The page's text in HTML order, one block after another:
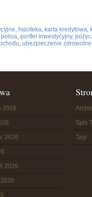
, hipoteka, karta kredytowa,
polisa, portfel inwestycyjny,
, ubezpieczenie zdrowotne
2026
2026
2026
Spis
Tagi